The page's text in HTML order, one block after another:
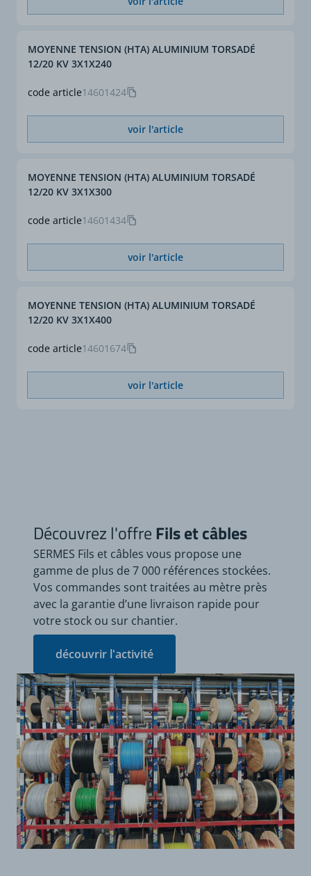
code article14601424
MOYENNE TENSION (HTA) ALUMINIUM TORSADÉ
12/20 KV 3X1X240
voir l'article
code article14601434
MOYENNE TENSION (HTA) ALUMINIUM TORSADÉ
12/20 KV 3X1X300
voir l'article
code article14601674
MOYENNE TENSION (HTA) ALUMINIUM TORSADÉ
12/20 KV 3X1X400
voir l'article
Découvrez l'offreFils et câbles
SERMES Fils et câbles vous propose une
gamme de plus de 7 000 références stockées.
Vos commandes sont traitées au mètre près
avec la garantie d’une livraison rapide pour
votre stock ou sur chantier.
découvrir l'activité